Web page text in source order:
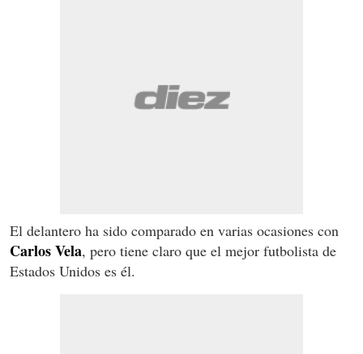
El delantero ha sido comparado en varias ocasiones con
Carlos Vela, pero tiene claro que el mejor futbolista de
Estados Unidos es él.